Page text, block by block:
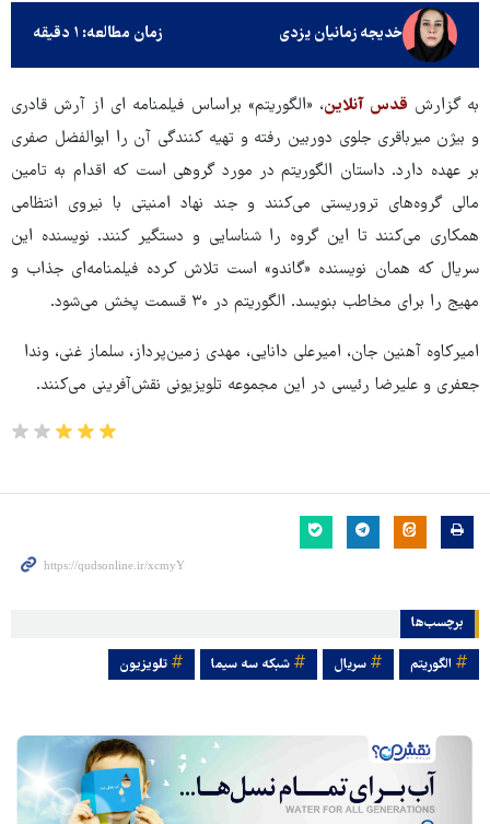
خدیجه زمانیان یزدی زمان مطالعه: ۱ دقیقه
به گزارش قدس آنلاین، «الگوریتم» براساس فیلمنامه ای از آرش قادری
و بیژن میرباقری جلوی دوربین رفته و تهیه کنندگی آن را ابوالفضل صفری
بر عهده دارد. داستان الگوریتم در مورد گروهی است که اقدام به تامین
مالی گروه‌های تروریستی می‌کنند و جند نهاد امنیتی با نیروی انتظامی
همکاری می‌کنند تا این گروه را شناسایی و دستگیر کنند. نویسنده این
سریال که همان نویسنده «گاندو» است تلاش کرده فیلمنامه‌ای جذاب و
مهیج را برای مخاطب بنویسد. الگوریتم در ۳۰ قسمت پخش می‌شود.
امیرکاوه آهنین جان، امیرعلی دانایی، مهدی زمین‌پرداز، سلماز غنی، وندا
جعفری و علیرضا رئیسی در این مجموعه تلویزیونی نقش‌آفرینی می‌کنند.
برچسب‌ها
الگوریتم سریال شبکه سه سیما تلویزیون